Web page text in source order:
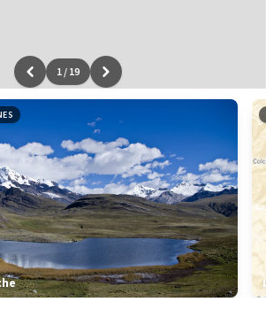
©OpenStreetMap/ODbL - renduOSM France
1 / 19